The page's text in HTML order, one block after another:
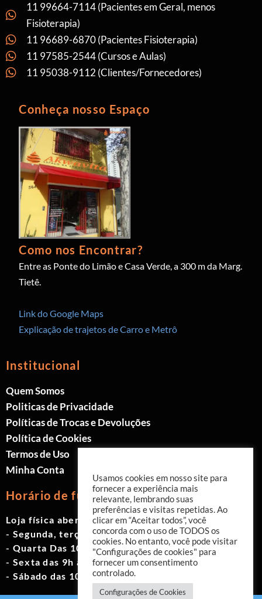
11 99664-7114 (Pacientes em Geral, menos
Fisioterapia)
11 96689-6870 (Pacientes Fisioterapia)
11 97585-2544 (Cursos e Aulas)
11 95038-9112 (Clientes/Fornecedores)
Conheça nosso Espaço
Como nos Encontrar?
Entre as Ponte do Limão e Casa Verde, a 300 m da Marg.
Tietê.
Link do Google Maps
Explicação de trajetos de Carro e Metrô
Institucional
Quem Somos
Politicas de Privacidade
Políticas de Trocas e Devoluções
Política de Cookies
Termos de Uso
Minha Conta
Horário de funcionamento
Loja física aberta de Segunda à Sábado.
- Segunda, terça e quinta das 9h às 19h
- Quarta Das 10h às 18h
- Sexta das 9h às 18h
- Sábado das 10h às 17h
Usamos cookies em nosso site para
fornecer a experiência mais
relevante, lembrando suas
preferências e visitas repetidas. Ao
clicar em “Aceitar todos”, você
concorda com o uso de TODOS os
cookies. No entanto, você pode visitar
"Configurações de cookies" para
fornecer um consentimento
controlado.
Configurações de Cookies